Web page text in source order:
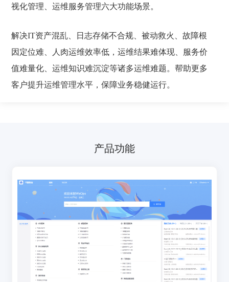
视化管理、运维服务管理六大功能场景。
解决IT资产混乱、日志存储不合规、被动救火、故障根
因定位难、人肉运维效率低，运维结果难体现、服务价
值难量化、运维知识难沉淀等诸多运维难题。帮助更多
客户提升运维管理水平，保障业务稳健运行。
产品功能